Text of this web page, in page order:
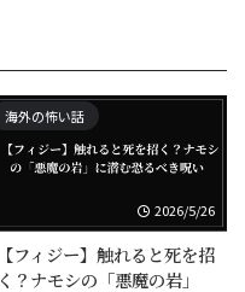
海外の怖い話
2026/5/26
【フィジー】触れると死を招
く？ナモシの「悪魔の岩」